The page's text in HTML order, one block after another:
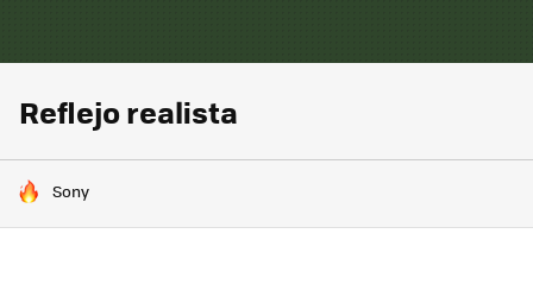
Reflejo realista
HOY SE HABLA DE
Sony